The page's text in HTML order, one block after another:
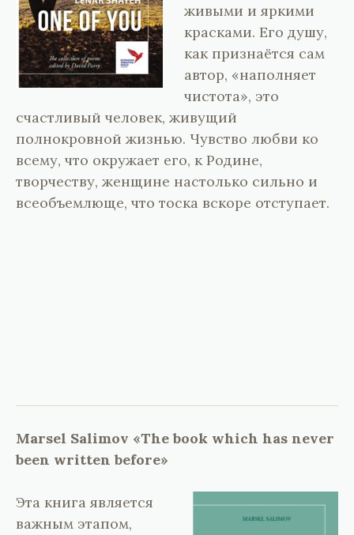
живыми и яркими
красками. Его душу,
как признаётся сам
автор, «наполняет
чистота», это
счастливый человек, живущий
полнокровной жизнью. Чувство любви ко
всему, что окружает его, к Родине,
творчеству, женщине настолько сильно и
всеобъемлюще, что тоска вскоре отступает.
Marsel Salimov «The book which has never
been written before»
Эта книга является
важным этапом,